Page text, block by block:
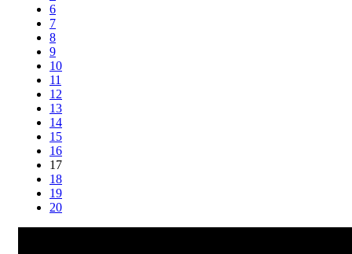
6
7
8
9
10
11
12
13
14
15
16
17
18
19
20